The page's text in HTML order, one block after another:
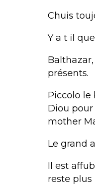
Chuis
Y a t il
présents.
Piccolo le
Diou
mother
Le grand
Il est
reste